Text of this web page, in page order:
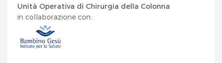
Unità Operativa di Chirurgia della Colonna
in collaborazione con: